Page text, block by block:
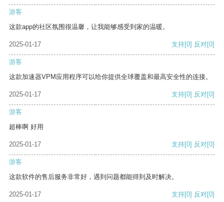
游客
这款app的社区氛围很温馨，让我能够感受到家的温暖。
2025-01-17 支持[0] 反对[0]
游客
这款加速器VPM应用程序可以给你提供全球覆盖和最高安全性的连接。
2025-01-17 支持[0] 反对[0]
游客
超棒啊 好用
2025-01-17 支持[0] 反对[0]
游客
这款软件的售后服务非常好，遇到问题都能得到及时解决。
2025-01-17 支持[0] 反对[0]